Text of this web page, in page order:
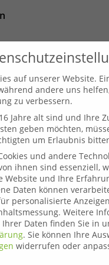
44254
21222
auf unserer Website.
andere uns
zu verbessern.
Jahre alt sind und Ihre
geben möchten,
um Erlaubnis
und andere
ihnen sind essenziell,
Website und Ihre
Daten können
personalisierte
Weitere
Daten finden Sie in
. Sie können Ihre
widerrufen oder